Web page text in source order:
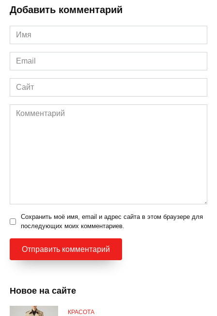
Добавить комментарий
Имя
*
Email
*
Сайт
Комментарий
Сохранить моё имя, email и адрес сайта в этом браузере для
последующих моих комментариев.
Новое на сайте
КРАСОТА